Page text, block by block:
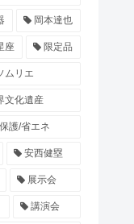
岡本達也
座 限定品
ムリエ
文化遺産
護/省エネ
安西健塁
展示会
講演会